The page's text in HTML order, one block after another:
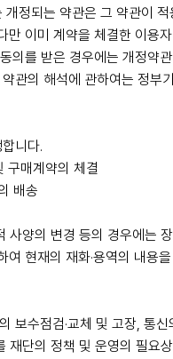
정되는 약관은 그 약관이
만 이미 계약을 체결한 이
의를 받은 경우에는 개정약
관의 해석에 관하여는 정
니다.
구매계약의 체결
배송
양의 변경 등의 경우에는
여 현재의 재화·용역의 내용
보수점검·교체 및 고장, 통
재단의 정책 및 운영의 필요